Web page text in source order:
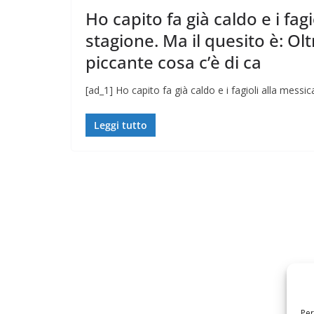
Ho capito fa già caldo e i
stagione. Ma il quesito è:
piccante cosa c’è di ca
[ad_1] Ho capito fa già caldo e i fagioli alla
Leggi tutto